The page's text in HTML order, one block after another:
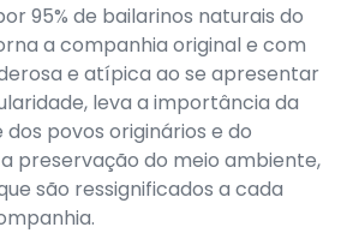
95% de bailarinos naturais do
a companhia original e com
e atípica ao se apresentar
leva a importância da
povos originários e do
preservação do meio ambiente,
são ressignificados a cada